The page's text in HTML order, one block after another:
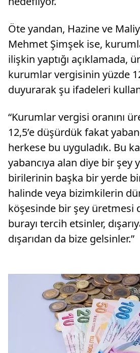
Öte yandan, Hazine ve
Mehmet Şimşek ise,
ilişkin yaptığı açıklamada,
kurumlar vergisinin yüzde
duyurarak şu ifadeleri
“Kurumlar vergisi oranını
12,5’e düşürdük fakat
herkese bu uyguladık. Bu
yabancıya alan diye bir şey
birilerinin başka bir yerde
halinde veya bizimkilerin
köşesinde bir şey üretmesi
burayı tercih etsinler,
dışarıdan da bize gelsinler.”